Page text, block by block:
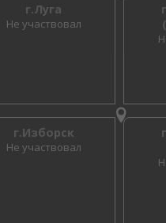
г.Луга
Не участвовал
г.Изборск
Не участвовал